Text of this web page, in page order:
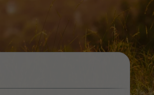
no Estrangeiro